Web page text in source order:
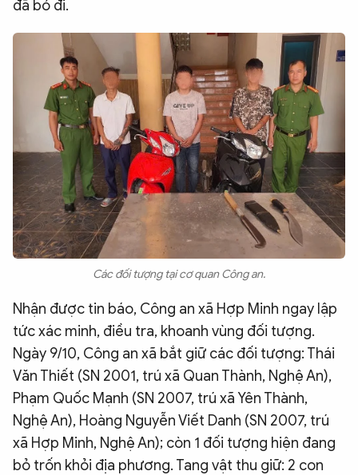
ĐA PHƯƠNG TIỆN
eMagazine
Podcast
Video Ảnh
Infographic
Chuyên trang An ninh thế giớiVăn nghệ Công an
Chuyên đề
đã bỏ đi.
Các đối tượng tại cơ quan Công an.
Nhận được tin báo, Công an xã Hợp Minh ngay lập
tức xác minh, điều tra, khoanh vùng đối tượng.
Ngày 9/10, Công an xã bắt giữ các đối tượng: Thái
Văn Thiết (SN 2001, trú xã Quan Thành, Nghệ An),
Phạm Quốc Mạnh (SN 2007, trú xã Yên Thành,
Nghệ An), Hoàng Nguyễn Viết Danh (SN 2007, trú
xã Hợp Minh, Nghệ An); còn 1 đối tượng hiện đang
bỏ trốn khỏi địa phương. Tang vật thu giữ: 2 con